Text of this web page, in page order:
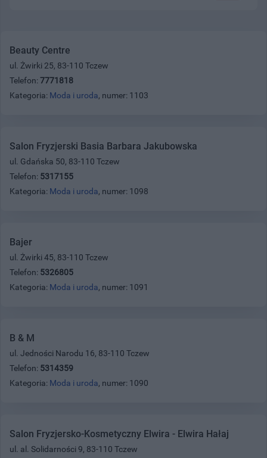
Beauty Centre
ul. Żwirki 25, 83-110 Tczew
Telefon: 7771818
Kategoria: Moda i uroda, numer: 1103
Salon Fryzjerski Basia Barbara Jakubowska
ul. Gdańska 50, 83-110 Tczew
Telefon: 5317155
Kategoria: Moda i uroda, numer: 1098
Bajer
ul. Żwirki 45, 83-110 Tczew
Telefon: 5326805
Kategoria: Moda i uroda, numer: 1091
B & M
ul. Jedności Narodu 16, 83-110 Tczew
Telefon: 5314359
Kategoria: Moda i uroda, numer: 1090
Salon Fryzjersko-Kosmetyczny Elwira - Elwira Hałaj
ul. al. Solidarności 9, 83-110 Tczew